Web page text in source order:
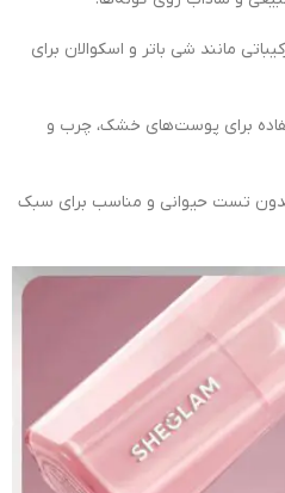
مانند شی باتر و اسکوالان برای
برای پوست‌های خشک، چرب و
تست حیوانی و مناسب برای سبک